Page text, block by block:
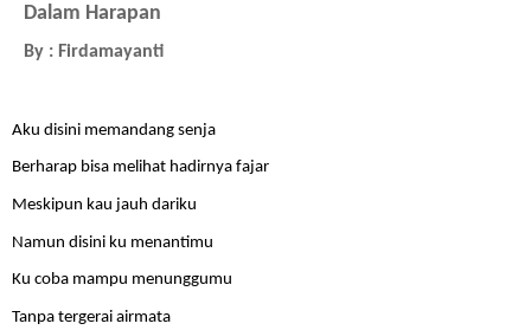
Dalam Harapan
By : Firdamayanti
Aku disini memandang senja
Berharap bisa melihat hadirnya fajar
Meskipun kau jauh dariku
Namun disini ku menantimu
Ku coba mampu menunggumu
Tanpa tergerai airmata